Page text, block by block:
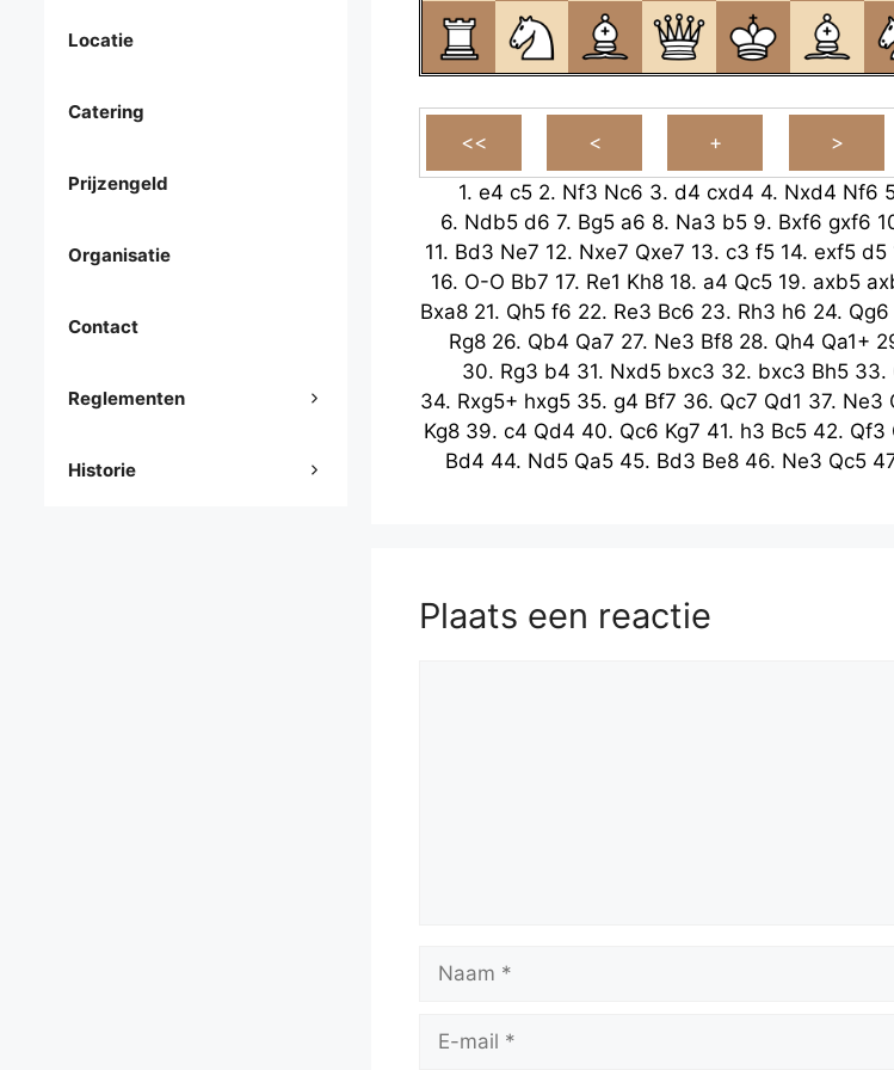
1. e4 c5 2. Nf3 Nc6 3. d4 cxd4 4. Nxd4 Nf6
6. Ndb5 d6 7. Bg5 a6 8. Na3 b5 9. Bxf6 gxf6
11. Bd3 Ne7 12. Nxe7 Qxe7 13. c3 f5 14. exf5 d5
16. O-O Bb7 17. Re1 Kh8 18. a4 Qc5 19. axb5
Bxa8 21. Qh5 f6 22. Re3 Bc6 23. Rh3 h6 24. Qg6
Rg8 26. Qb4 Qa7 27. Ne3 Bf8 28. Qh4 Qa1+
30. Rg3 b4 31. Nxd5 bxc3 32. bxc3 Bh5 33.
34. Rxg5+ hxg5 35. g4 Bf7 36. Qc7 Qd1 37. Ne3
Kg8 39. c4 Qd4 40. Qc6 Kg7 41. h3 Bc5 42. Qf3
Bd4 44. Nd5 Qa5 45. Bd3 Be8 46. Ne3 Qc5
Plaats een reactie
mail
Locatie
Catering
Prijzengeld
Organisatie
Contact
Reglementen
Historie